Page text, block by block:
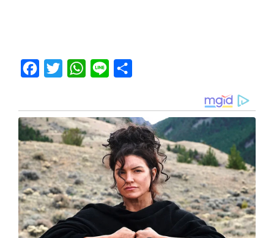
Facebook
Twitter WhatsApp
Line